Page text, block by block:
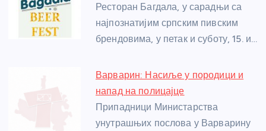
Ресторан Багдала, у сарадњи са
најпознатијим српским пивским
брендовима, у петак и суботу, 15. и…
Варварин: Насиље у породици и
напад на полицајце
Припадници Министарства
унутрашњих послова у Варварину